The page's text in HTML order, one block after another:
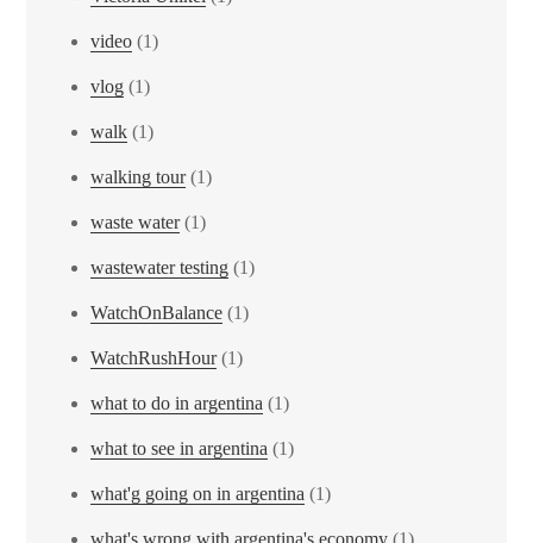
video (1)
vlog (1)
walk (1)
walking tour(1)
waste water(1)
wastewater testing (1)
WatchOnBalance (1)
WatchRushHour(1)
what to do in argentina (1)
what to see in argentina (1)
what'g going on in argentina (1)